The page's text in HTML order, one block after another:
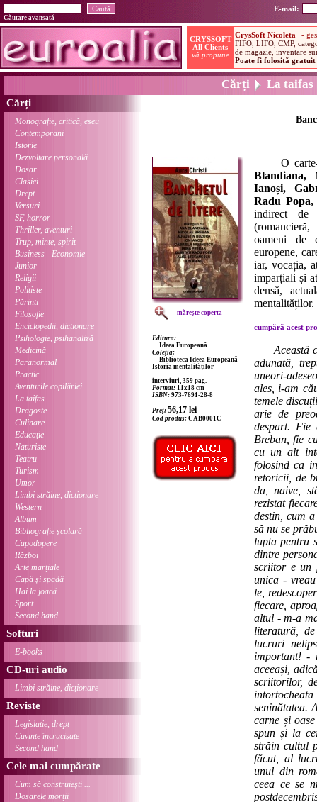
E-mail:
Căutare avansată
Cărți La taifas
Cărți
Monografie, critică, eseu
Contemporani
Istorie
Dezvoltare personală
Dosar
Clasici
Drept
Versuri
SF, horror
Thriller, aventuri
Trup, minte, spirit
Business - Economie
Junior
Religii
Polițiste
Părinți
Filosofie
Enciclopedii, dicționare
Psihologie, psihanaliză
Medicină
Paranormal
Practic
Aventurile copilăriei
La taifas
Dragoste
Culinare
Educație
Naturiste
Teatru
Turism
Umor
Limbi străine, dicționare
Western
Album
Bibliografie școlară
Capodopere
Război
Arte marțiale
Capă și spadă
Hai la joacă
Sport
Second hand
Softuri
E-books
CD-uri audio
Limbi străine, dicționare
Reviste
Legislație, drept
Cuvinte încrucișate
Second hand
Cele mai cumpărate
Cum să construiești ...
Dosarele morții
mărește coperta
Editura:
Ideea Europeană
Coleția:
Biblioteca Ideea Europeană -
Istoria mentalităților
interviuri, 359 pag.
Format: 11x18 cm
ISBN: 973-7691-28-8
Preț: 56,17 lei
Cod produs: CAB0001C
O carte-
Blandiana,
Ianoși,
Radu
indirect de
oameni de
europene,
iar, vocația,
imparțiali și
densă,
mentalităților.
cumpără acest
Această
adunată,
uneori-
ales, i-am
temele
arie de
despart.
Breban, fie
cu un alt
folosind ca
retoricii, de
da, naive,
rezistat
destin, cum
să nu se
lupta pentru
dintre
scriitor e un
unica -
le,
fiecare,
altul - m-a
literatură,
lucruri
important! -
aceeași,
scriitorilor,
seninătatea.
carne și
spun și la
străin cultul
făcut, al
unul din
ceea ce se